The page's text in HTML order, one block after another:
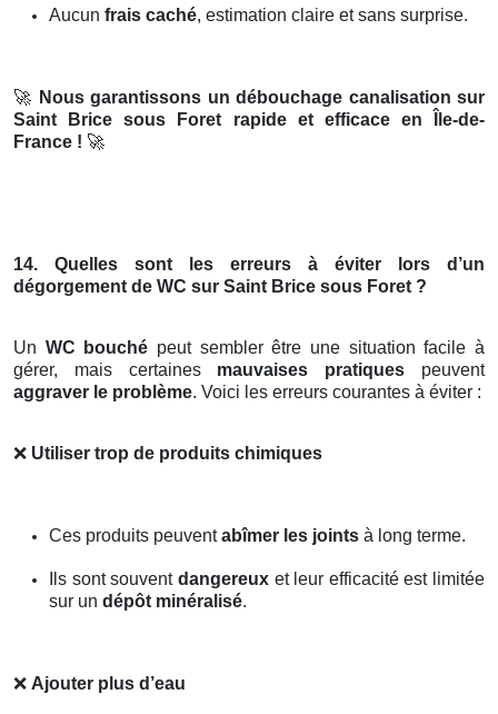
Aucun frais caché, estimation claire et sans surprise.
🚀 Nous garantissons un débouchage canalisation sur
Saint Brice sous Foret rapide et efficace en Île-de-
France ! 🚀
14. Quelles sont les erreurs à éviter lors d’un
dégorgement de WC sur Saint Brice sous Foret ?
Un WC bouché peut sembler être une situation facile à
gérer, mais certaines mauvaises pratiques peuvent
aggraver le problème. Voici les erreurs courantes à éviter :
❌ Utiliser trop de produits chimiques
Ces produits peuventabîmer les joints à long terme.
Ils sont souvent dangereuxet leur efficacité est limitée
sur un dépôt minéralisé.
❌ Ajouter plus d’eau